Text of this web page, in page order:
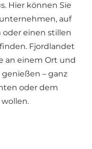
Hier können Sie
auf
oder einen stillen
Fjordlandet
an einem Ort und
– ganz
oder dem